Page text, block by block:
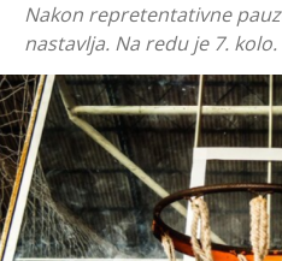
Nakon repretentativne
nastavlja. Na redu je 7. kolo.